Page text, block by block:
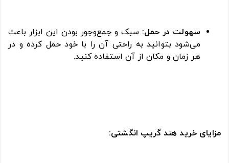
سهولت در حمل: سبک و جمع‌وجور بودن این ابزار باعث
می‌شود بتوانید به راحتی آن را با خود حمل کرده و در
هر زمان و مکان از آن استفاده کنید.
مزایای خرید هند گریپ انگشتی: